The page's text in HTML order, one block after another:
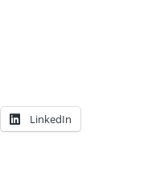
LinkedIn